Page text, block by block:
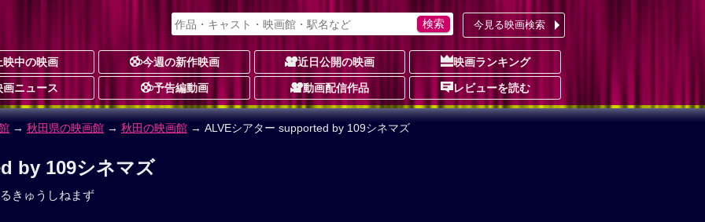
今見る映画検索
映中の映画 今週の新作映画 近日公開の映画 映画ランキング
画ニュース 予告編動画 動画配信作品 レビューを読む
→ 秋田県の映画館 → 秋田の映画館 → ALVEシアター supported by 109シネマズ
by 109シネマズ
きゅうしねまず